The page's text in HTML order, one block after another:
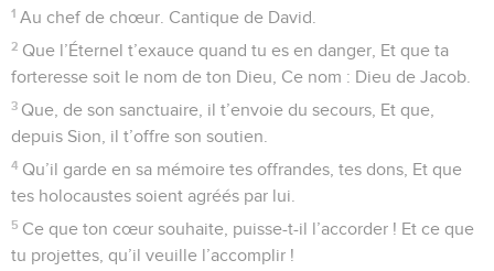
décrets de Dieu sont fermes, ils sont justes tous ensemble.
11
Ils sont bien plus désirables que beaucoup de lingots d’or.
Et beaucoup plus savoureux que le miel, le miel nouveau !
12 Ton serviteur s’en pénètre, il en reçoit instruction. Il veut
les mettre en pratique, il y trouve un grand profit.
13
Qui reconnaît ses faux pas ? De mes fautes inconscientes
et cachées, acquitte-moi.
14
Mets aussi ton serviteur à l’abri des orgueilleux, Qu’ils
n’aient sur moi pas d’emprise. Alors, je serai intègre,